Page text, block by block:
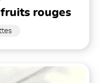
fruits rouges